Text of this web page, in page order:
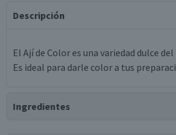
Descripción
El Ají de Color es una variedad dulce
Es ideal para darle color a tus
Ingredientes